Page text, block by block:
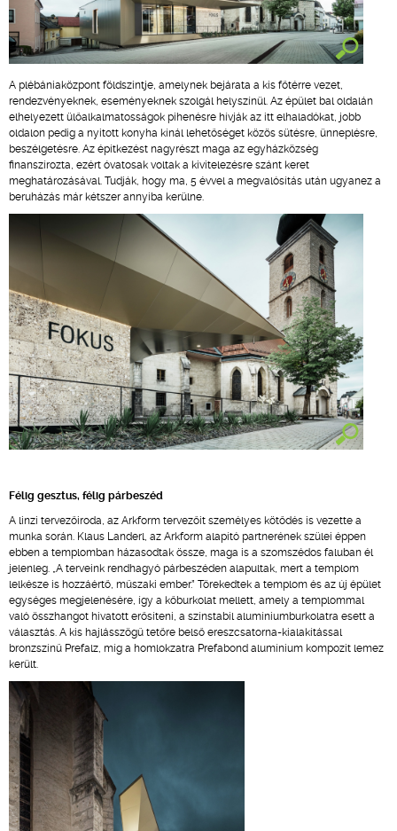
A plébániaközpont földszintje, amelynek bejárata a kis főtérre vezet,
rendezvényeknek, eseményeknek szolgál helyszínül. Az épület bal oldalán
elhelyezett ülőalkalmatosságok pihenésre hívják az itt elhaladókat, jobb
oldalon pedig a nyitott konyha kínál lehetőséget közös sütésre, ünneplésre,
beszélgetésre. Az építkezést nagyrészt maga az egyházközség
finanszírozta, ezért óvatosak voltak a kivitelezésre szánt keret
meghatározásával. Tudják, hogy ma, 5 évvel a megvalósítás után ugyanez a
beruházás már kétszer annyiba kerülne.
Félig gesztus, félig párbeszéd
A linzi tervezőiroda, az Arkform tervezőit személyes kötődés is vezette a
munka során. Klaus Landerl, az Arkform alapító partnerének szülei éppen
ebben a templomban házasodtak össze, maga is a szomszédos faluban él
jelenleg. „A terveink rendhagyó párbeszéden alapultak, mert a templom
lelkésze is hozzáértő, műszaki ember.” Törekedtek a templom és az új épület
egységes megjelenésére, így a kőburkolat mellett, amely a templommal
való összhangot hivatott erősíteni, a színstabil alumíniumburkolatra esett a
választás. A kis hajlásszögű tetőre belső ereszcsatorna-kialakítással
bronzszínű Prefalz, míg a homlokzatra Prefabond alumínium kompozit lemez
került.